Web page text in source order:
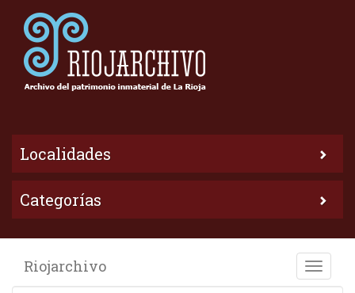
Localidades
Categorías
Toggle
Riojarchivo